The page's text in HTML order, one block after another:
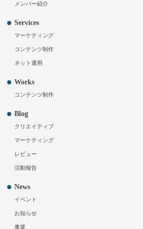
メンバー紹介
Services
マーケティング
コンテンツ制作
ネット運用
Works
コンテンツ制作
Blog
クリエイティブ
マーケティング
レビュー
活動報告
News
イベント
お知らせ
事業